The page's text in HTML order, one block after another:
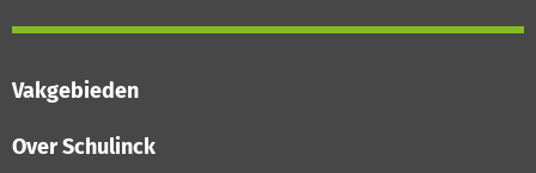
Vakgebieden
Over Schulinck